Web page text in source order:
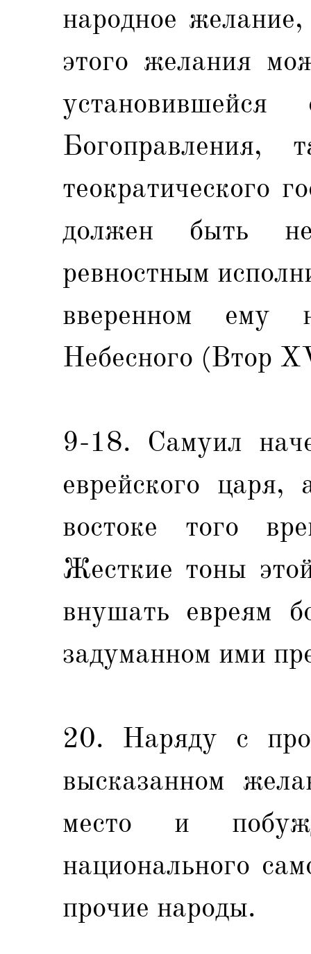
народное
этого желания
теократического
должен быть
ревностным
вверенном ему
Небесного (Втор
9-18. Самуил
еврейского
востоке того
Жесткие тоны
внушать евреям
задуманном ими
20. Наряду с
высказанном
место и
национального
прочие народы.